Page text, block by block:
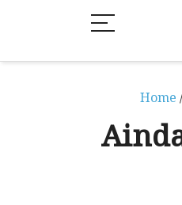
Home